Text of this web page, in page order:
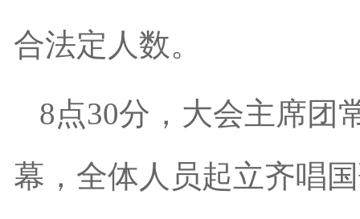
合法定人数。
8点30分，大会主席团
幕，全体人员起立齐唱